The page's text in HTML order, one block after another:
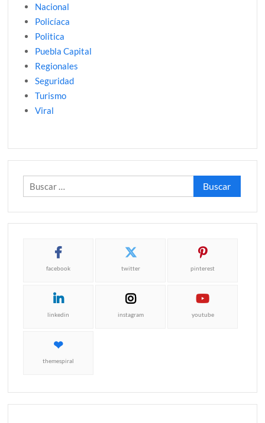
Nacional
Policíaca
Politica
Puebla Capital
Regionales
Seguridad
Turismo
Viral
Buscar:
facebook twitter pinterest
linkedin instagram youtube
themespiral